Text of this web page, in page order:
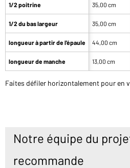
1/2 poitrine
1/2 du bas largeur
longueur à partir de l'épaule
longueur de manche
35,00 cm
35,00 cm
44,00 cm
13,00 cm
Faites défiler horizontalement pour en
Notre équipe du
recommande